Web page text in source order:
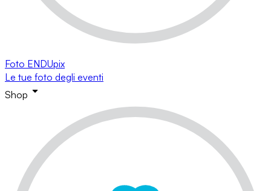
Foto ENDUpix
Le tue foto degli eventi
Shop